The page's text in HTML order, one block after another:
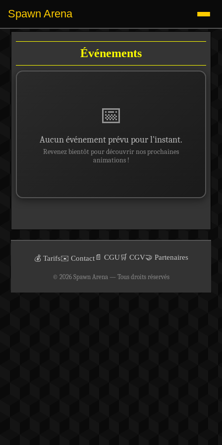
Spawn Arena
Événements
📅
Aucun événement prévu pour l'instant.
Revenez bientôt pour découvrir nos prochaines
animations !
💰 Tarifs✉️ Contact📄 CGU🛒 CGV🤝 Partenaires
© 2026 Spawn Arena — Tous droits réservés